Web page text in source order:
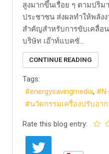
สูงมากขึ้นเรื่อย ๆ ตามปริ
ประชาชน ส่งผลทำให้พลัง
สำคัญสำหรับการขับเคลื่อ
บริษัท เอ๊าท์แบคซั...
CONTINUE READING
Tags:
energysavingmedia
นวัตกรรมเครื่องปรับอา
Rate this blog entry: